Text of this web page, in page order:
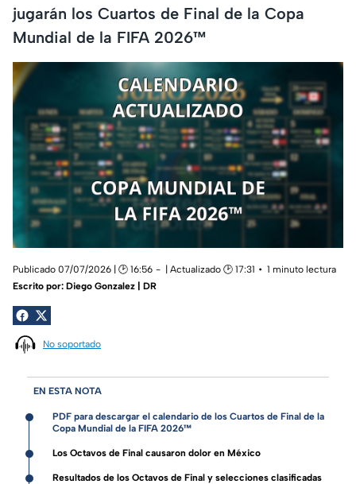
jugarán los Cuartos de Final de la Copa
Mundial de la FIFA 2026™
Publicado 07/07/2026 | 🕑 16:56 | Actualizado 🕑 17:31
1 minuto lectura
Escrito por: Diego Gonzalez | DR
No soportado
EN ESTA NOTA
PDF para descargar el calendario de los Cuartos de Final de la
Copa Mundial de la FIFA 2026™
Los Octavos de Final causaron dolor en México
Resultados de los Octavos de Final y selecciones clasificadas